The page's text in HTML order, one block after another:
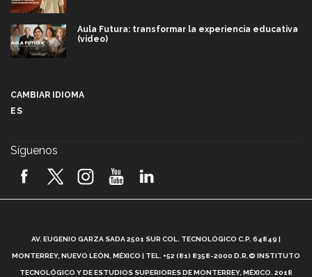
Aula Futura: transformar la experiencia educativa
(video)
2026! (video)
¿Cómo es el Modelo Educativo Tec? (video)
CAMBIAR IDIOMA
ES
Síguenos
AV. EUGENIO GARZA SADA 2501 SUR COL. TECNOLÓGICO C.P. 64849 |
MONTERREY, NUEVO LEÓN, MÉXICO | TEL. +52 (81) 8358-2000 D.R.© INSTITUTO
TECNOLÓGICO Y DE ESTUDIOS SUPERIORES DE MONTERREY, MÉXICO. 2018